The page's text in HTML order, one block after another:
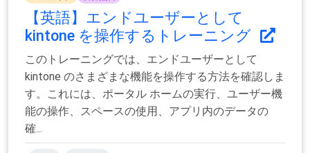
【英語】エンドユーザーとして
kintone を操作するトレーニング
このトレーニングでは、エンドユーザーとして
kintone のさまざまな機能を操作する方法を確認しま
す。これには、ポータル ホームの実行、ユーザー機
能の操作、スペースの使用、アプリ内のデータの
確...